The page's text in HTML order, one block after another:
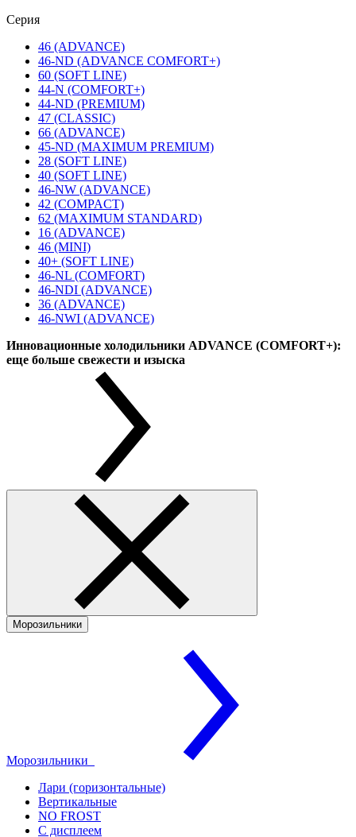
Серия
46 (ADVANCE)
46-ND (ADVANCE COMFORT+)
60 (SOFT LINE)
44-N (COMFORT+)
44-ND (PREMIUM)
47 (CLASSIC)
66 (ADVANCE)
45-ND (MAXIMUM PREMIUM)
28 (SOFT LINE)
40 (SOFT LINE)
46-NW (ADVANCE)
42 (COMPACT)
62 (MAXIMUM STANDARD)
16 (ADVANCE)
46 (MINI)
40+ (SOFT LINE)
46-NL (COMFORT)
46-NDI (ADVANCE)
36 (ADVANCE)
46-NWI (ADVANCE)
Инновационные холодильники ADVANCE (COMFORT+):
еще больше свежести и изыска
Морозильники
Морозильники
Лари (горизонтальные)
Вертикальные
NO FROST
С дисплеем